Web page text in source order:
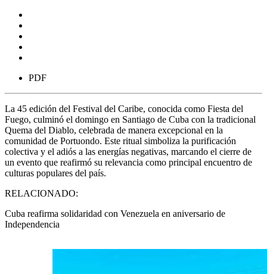
PDF
La 45 edición del Festival del Caribe, conocida como Fiesta del
Fuego, culminó el domingo en Santiago de Cuba con la tradicional
Quema del Diablo, celebrada de manera excepcional en la
comunidad de Portuondo. Este ritual simboliza la purificación
colectiva y el adiós a las energías negativas, marcando el cierre de
un evento que reafirmó su relevancia como principal encuentro de
culturas populares del país.
RELACIONADO:
Cuba reafirma solidaridad con Venezuela en aniversario de
Independencia